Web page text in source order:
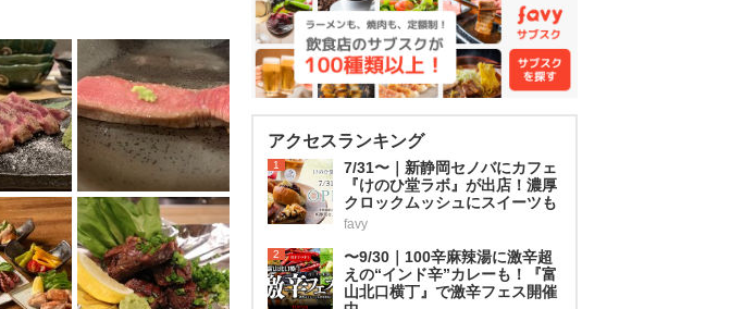
アクセスランキング
1
7/31〜｜新静岡セノバにカフェ
『けのひ堂ラボ』が出店！濃厚
クロックムッシュにスイーツも
favy
2
〜9/30｜100辛麻辣湯に激辛超
えの“インド辛”カレーも！『富
山北口横丁』で激辛フェス開催